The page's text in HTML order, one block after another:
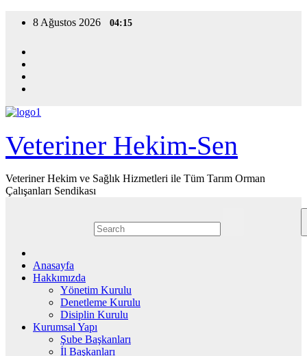
8 Ağustos 2026 04:15
Veteriner Hekim-Sen
Veteriner Hekim ve Sağlık Hizmetleri ile Tüm Tarım Orman
Çalışanları Sendikası
Anasayfa
Hakkımızda
Yönetim Kurulu
Denetleme Kurulu
Disiplin Kurulu
Kurumsal Yapı
Şube Başkanları
İl Başkanları